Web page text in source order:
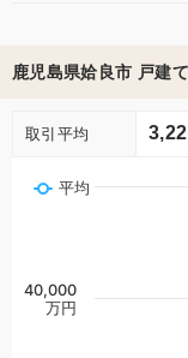
鹿児島県姶良市 戸建
取引平均
平均
40,000
万円